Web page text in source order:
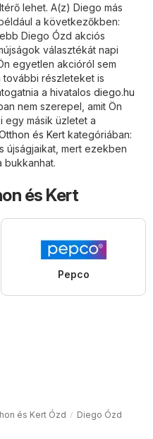
lehet. A(z) Diego más
a következőkben:
Diego Ózd akciós
választékát napi
egyetlen akcióról sem
további részleteket is
a hivatalos diego.hu
nem szerepel, amit Ön
egy másik üzletet a
és Kert kategóriában:
újságjaikat, mert ezekben
bukkanhat.
és Kert
Pepco
és Kert Ózd Diego Ózd